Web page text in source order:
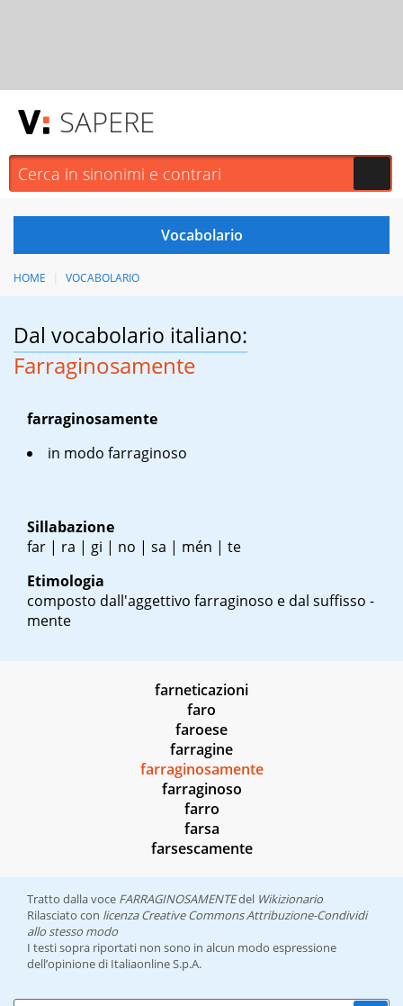
SAPERE
HOME VOCABOLARIO
Dal vocabolario italiano:
Farraginosamente
farraginosamente
in modo farraginoso
Sillabazione
far | ra | gi | no | sa | mén | te
Etimologia
composto dall'aggettivo farraginoso e dal suffisso -
mente
farneticazioni
faro
faroese
farragine
farraginosamente
farraginoso
farro
farsa
farsescamente
Tratto dalla voce FARRAGINOSAMENTEdel Wikizionario
Rilasciato con licenza Creative Commons Attribuzione-Condividi
allo stesso modo
I testi sopra riportati non sono in alcun modo espressione
dell’opinione di Italiaonline S.p.A.